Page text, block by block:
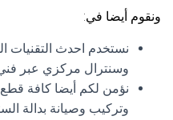
ونقوم أيضا في:
نستخدم احدث التقنيات
وسنترال مركزي عبر فني
نؤمن لكم أيضا كافة
وتركيب وصيانة بدالة